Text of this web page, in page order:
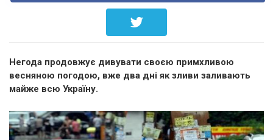
Негода продовжує дивувати своєю примхливою
весняною погодою, вже два дні як зливи заливають
майже всю Україну.